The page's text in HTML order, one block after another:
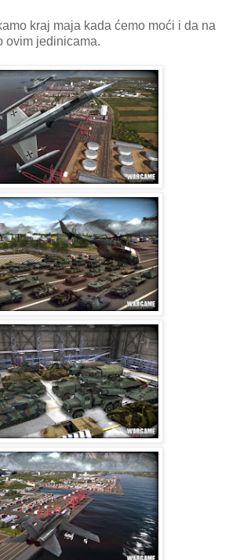
kraj maja kada ćemo moći i da na
ovim jedinicama.